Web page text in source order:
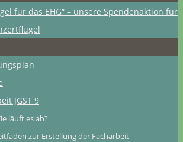
für das EHG“ – unsere Spendenaktion für
JGST 9
läuft es ab?
zur Erstellung der Facharbeit